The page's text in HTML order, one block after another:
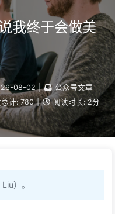
我终于会做美
08-02 |
公众号文章
计: 780 | 阅读时长: 2分
）。